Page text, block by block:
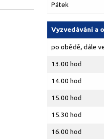
Pátek
Vyzvedávání a
po obědě, dále
13.00 hod
14.00 hod
15.00 hod
15.30 hod
16.00 hod